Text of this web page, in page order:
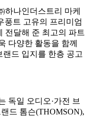
하나인더스트리 마케
풍트 고유의 프리미엄
전달해 준 최고의 파트
다양한 활동을 함께
드 입지를 한층 공고
독일 오디오·가전 브
드 톰슨(THOMSON),